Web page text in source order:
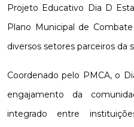
Projeto Educativo Dia D
Plano Municipal de
diversos setores parceiros da
Coordenado pelo PMCA, o
engajamento da
integrado entre